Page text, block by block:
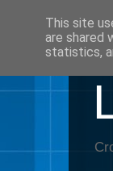
This site
are shared
statistics,